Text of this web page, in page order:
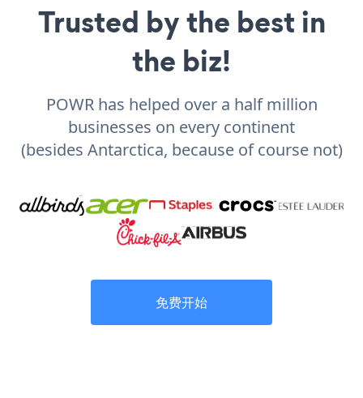
Trusted by the best in
the biz!
POWR has helped over a half million
businesses on every continent
(besides Antarctica, because of course not)
免费开始